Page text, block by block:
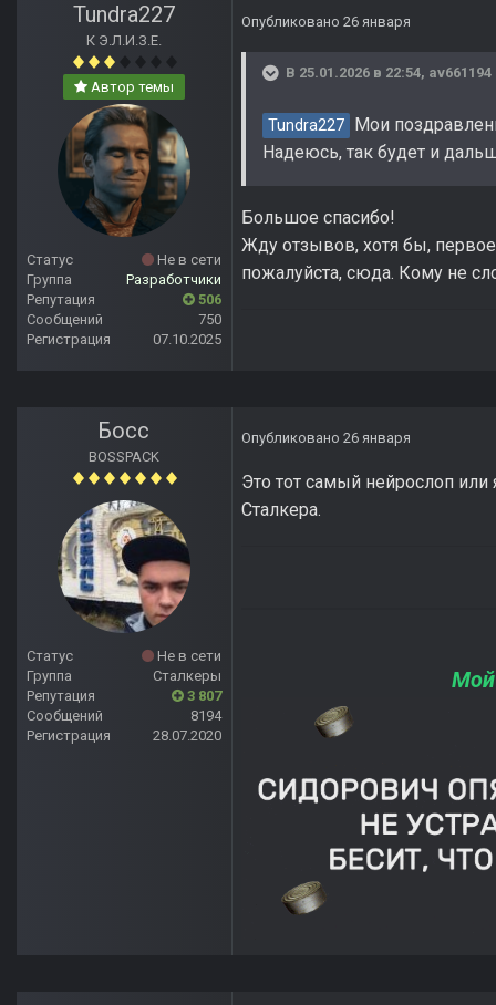
Tundra227
К Э.Л.И.З.Е.
Автор темы
Статус
Не в сети
Группа
Разработчики
Репутация
506
Сообщений
750
Регистрация
07.10.2025
Опубликовано 26 января
В 25.01.2026 в 22:54, av661194
Tundra227
Мои
Надеюсь, так будет и
Большое спасибо!
Жду отзывов, хотя бы,
пожалуйста, сюда. Кому не
Босс
BOSSPACK
Статус
Не в сети
Группа
Сталкеры
Репутация
3 807
Сообщений
8194
Регистрация
28.07.2020
Опубликовано 26 января
Это тот самый нейрослоп
Сталкера.